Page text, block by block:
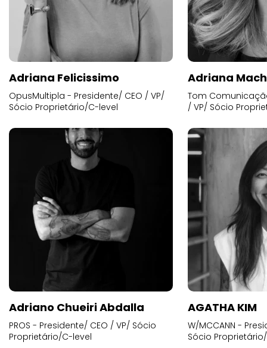
Adriana Felicissimo
OpusMultipla - Presidente/ CEO / VP/
Sócio Proprietário/C-level
Adriana
Tom
/ VP/ Sócio
Adriano Chueiri Abdalla
PROS - Presidente/ CEO / VP/ Sócio
Proprietário/C-level
AGATHA KIM
W/MCCANN -
Sócio